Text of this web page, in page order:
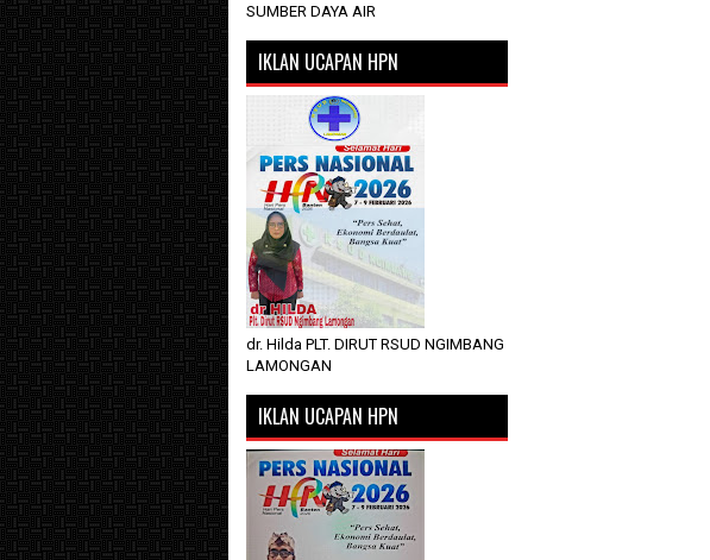
SUMBER DAYA AIR
IKLAN UCAPAN HPN
dr. Hilda PLT. DIRUT RSUD NGIMBANG
LAMONGAN
IKLAN UCAPAN HPN